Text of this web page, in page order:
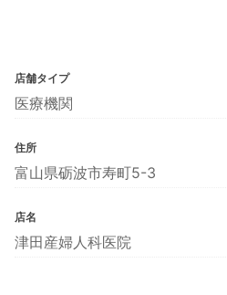
店舗タイプ
医療機関
住所
富山県砺波市寿町5-3
店名
津田産婦人科医院